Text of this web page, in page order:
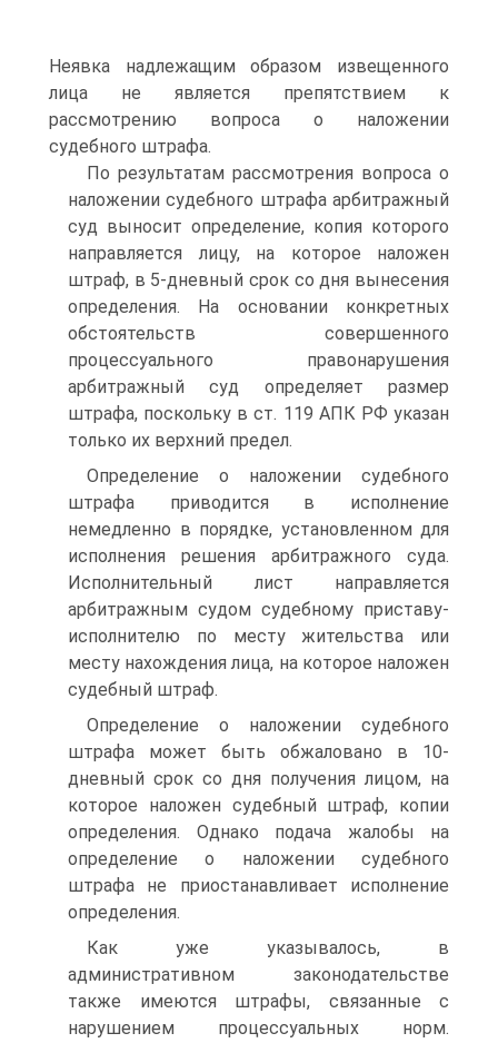
Неявка надлежащим образом извещенного
лица не является препятствием к
рассмотрению вопроса о наложении
судебного штрафа.
По результатам рассмотрения вопроса о
наложении судебного штрафа арбитражный
суд выносит определение, копия которого
направляется лицу, на которое наложен
штраф, в 5-дневный срок со дня вынесения
определения. На основании конкретных
обстоятельств совершенного
процессуального правонарушения
арбитражный суд определяет размер
штрафа, поскольку в ст. 119 АПК РФ указан
только их верхний предел.
Определение о наложении судебного
штрафа приводится в исполнение
немедленно в порядке, установленном для
исполнения решения арбитражного суда.
Исполнительный лист направляется
арбитражным судом судебному приставу-
исполнителю по месту жительства или
месту нахождения лица, на которое наложен
судебный штраф.
Определение о наложении судебного
штрафа может быть обжаловано в 10-
дневный срок со дня получения лицом, на
которое наложен судебный штраф, копии
определения. Однако подача жалобы на
определение о наложении судебного
штрафа не приостанавливает исполнение
определения.
Как уже указывалось, в
административном законодательстве
также имеются штрафы, связанные с
нарушением процессуальных норм.